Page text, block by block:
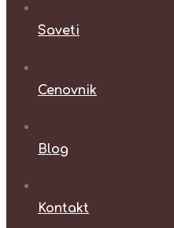
Saveti
Cenovnik
Blog
Kontakt